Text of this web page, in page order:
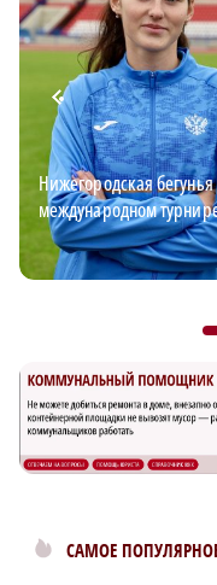
Нижегородская
международном
САМОЕ